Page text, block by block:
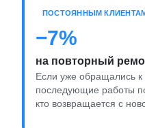
ПОСТОЯННЫМ
−7%
на повторный
Если уже обращались
последующие работы
кто возвращается с